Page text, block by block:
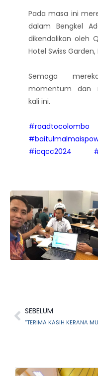
Pada masa ini
dalam Bengkel
dikendalikan oleh
Hotel Swiss
Semoga
momentum dan
kali ini.
#roadtocolombo
#icqcc2024
SEBELUM